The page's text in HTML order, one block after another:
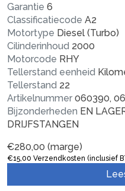
Garantie 6
Classificatiecode A2
Motortype Diesel (Turbo)
Cilinderinhoud 2000
Motorcode RHY
Tellerstand eenheid
Tellerstand 22
Artikelnummer 060390,
Bijzonderheden EN
DRIJFSTANGEN
€280,00 (marge)
€15,00 Verzendkosten (inclusief